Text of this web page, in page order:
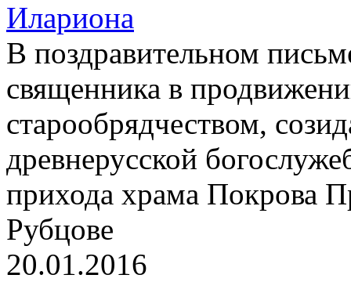
Илариона
В поздравительном
священника в
старообрядчеством,
древнерусской
прихода храма Покрова
Рубцове
20.01.2016